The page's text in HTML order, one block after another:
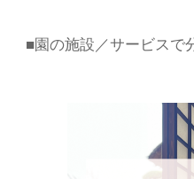
■園の施設／サービスで